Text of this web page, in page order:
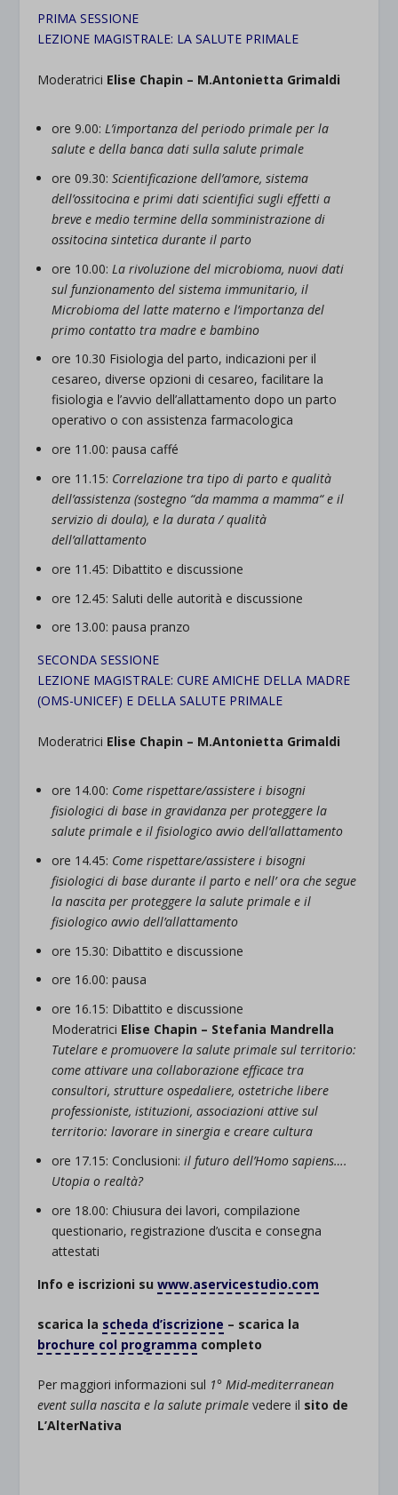
PRIMA SESSIONE
LEZIONE MAGISTRALE: LA SALUTE PRIMALE
Moderatrici Elise Chapin – M.Antonietta Grimaldi
ore 9.00: L’importanza del periodo primale per la
salute e della banca dati sulla salute primale
ore 09.30:Scientificazione dell’amore, sistema
dell’ossitocina e primi dati scientifici sugli effetti a
breve e medio termine della somministrazione di
ossitocina sintetica durante il parto
ore 10.00: La rivoluzione del microbioma, nuovi dati
sul funzionamento del sistema immunitario, il
Microbioma del latte materno e l’importanza del
primo contatto tra madre e bambino
ore 10.30 Fisiologia del parto, indicazioni per il
cesareo, diverse opzioni di cesareo, facilitare la
fisiologia e l’avvio dell’allattamento dopo un parto
operativo o con assistenza farmacologica
ore 11.00: pausa caffé
ore 11.15: Correlazione tra tipo di parto e qualità
dell’assistenza (sostegno “da mamma a mamma“ e il
servizio di doula), e la durata / qualità
dell’allattamento
ore 11.45: Dibattito e discussione
ore 12.45: Saluti delle autorità e discussione
ore 13.00: pausa pranzo
SECONDA SESSIONE
LEZIONE MAGISTRALE: CURE AMICHE DELLA MADRE
(OMS-UNICEF) E DELLA SALUTE PRIMALE
Moderatrici Elise Chapin – M.Antonietta Grimaldi
ore 14.00: Come rispettare/assistere i bisogni
fisiologici di base in gravidanza per proteggere la
salute primale e il fisiologico avvio dell’allattamento
ore 14.45: Come rispettare/assistere i bisogni
fisiologici di base durante il parto e nell’ ora che segue
la nascita per proteggere la salute primale e il
fisiologico avvio dell’allattamento
ore 15.30: Dibattito e discussione
ore 16.00: pausa
ore 16.15: Dibattito e discussione
Moderatrici Elise Chapin – Stefania Mandrella
Tutelare e promuovere la salute primale sul territorio:
come attivare una collaborazione efficace tra
consultori, strutture ospedaliere, ostetriche libere
professioniste, istituzioni, associazioni attive sul
territorio: lavorare in sinergia e creare cultura
ore 17.15: Conclusioni:il futuro dell’Homo sapiens….
Utopia o realtà?
ore 18.00: Chiusura dei lavori, compilazione
questionario, registrazione d’uscita e consegna
attestati
Info e iscrizioni suwww.aservicestudio.com
scarica la scheda d’iscrizione – scarica la
brochure col programma completo
Per maggiori informazioni sul 1° Mid-mediterranean
event sulla nascita e la salute primale vedere il sito de
L’AlterNativa